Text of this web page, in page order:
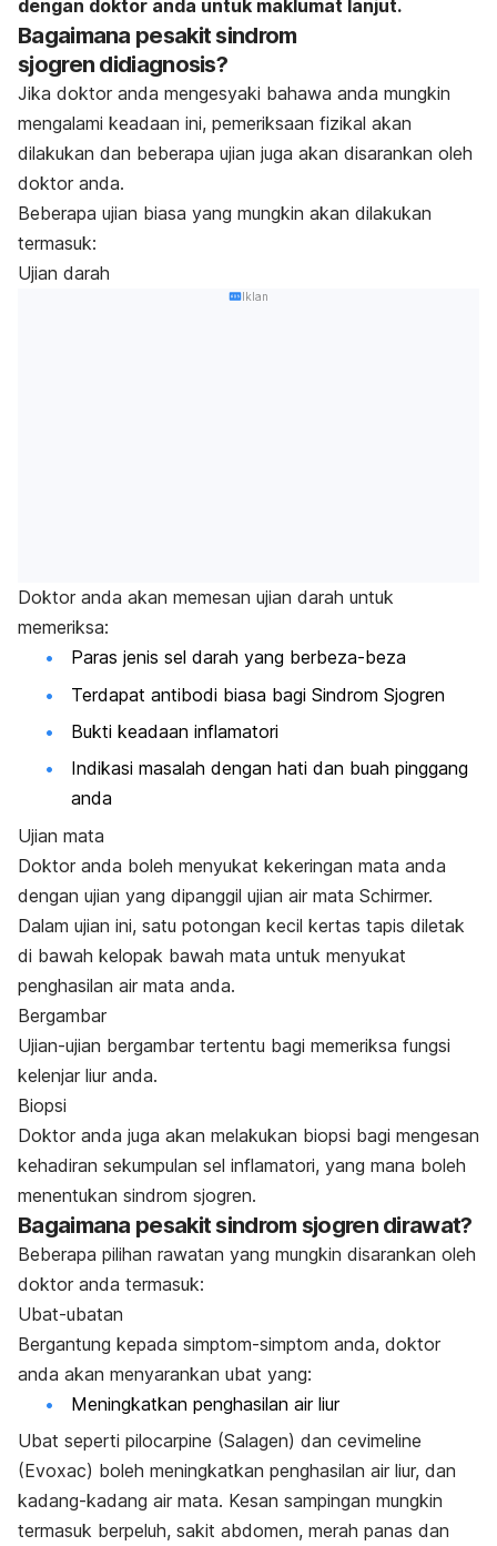
dengan doktor anda untuk maklumat lanjut.
Bagaimana pesakit sindrom
sjogren didiagnosis?
Jika doktor anda mengesyaki bahawa anda mungkin
mengalami keadaan ini, pemeriksaan fizikal akan
dilakukan dan beberapa ujian juga akan disarankan oleh
doktor anda.
Beberapa ujian biasa yang mungkin akan dilakukan
termasuk:
Ujian darah
Iklan
Doktor anda akan memesan ujian darah untuk
memeriksa:
Paras jenis sel darah yang berbeza-beza
Terdapat antibodi biasa bagi Sindrom Sjogren
Bukti keadaan inflamatori
Indikasi masalah dengan hati dan buah pinggang
anda
Ujian mata
Doktor anda boleh menyukat kekeringan mata anda
dengan ujian yang dipanggil ujian air mata Schirmer.
Dalam ujian ini, satu potongan kecil kertas tapis diletak
di bawah kelopak bawah mata untuk menyukat
penghasilan air mata anda.
Bergambar
Ujian-ujian bergambar tertentu bagi memeriksa fungsi
kelenjar liur anda.
Biopsi
Doktor anda juga akan melakukan biopsi bagi mengesan
kehadiran sekumpulan sel inflamatori, yang mana boleh
menentukan sindrom sjogren.
Bagaimana pesakit sindrom sjogren dirawat?
Beberapa pilihan rawatan yang mungkin disarankan oleh
doktor anda termasuk:
Ubat-ubatan
Bergantung kepada simptom-simptom anda, doktor
anda akan menyarankan ubat yang:
Meningkatkan penghasilan air liur
Ubat seperti pilocarpine (Salagen) dan cevimeline
(Evoxac) boleh meningkatkan penghasilan air liur, dan
kadang-kadang air mata. Kesan sampingan mungkin
termasuk berpeluh, sakit abdomen, merah panas dan